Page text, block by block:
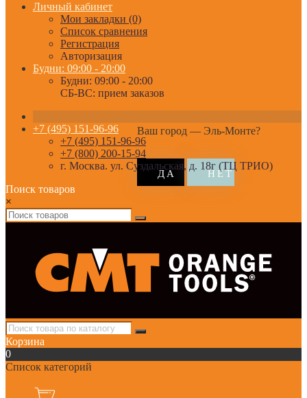
Личный кабинет
Мои закладки (0)
Список сравнения
Регистрация
Авторизация
Будни: 09:00 - 20:00
Будни: 09:00 - 20:00
СБ-ВС: прием заказов
Ваш город — Эль-Монте?
+7 (495) 151-96-96
+7 (495) 151-96-96
+7 (800) 200-15-94
г. Москва. ул. Суздальская, д. 18г (ТЦ ТРИО)
Поиск товаров
×
Корзина
0
Список категорий